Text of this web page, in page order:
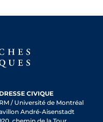
CIVIQUE
/ Université de Montréal
André-Aisenstadt